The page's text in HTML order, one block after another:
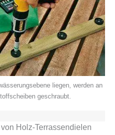
liegen, werden an
geschraubt.